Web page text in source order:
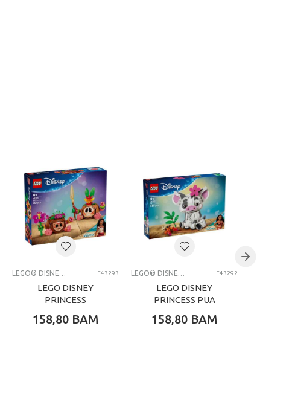
LEGO® DISNEY PRINCESS LE43293
LEGO DISNEY
PRINCESS
158,80 BAM
LEGO® DISNEY PRINCESS LE43292
LEGO DISNEY
PRINCESS PUA
158,80 BAM